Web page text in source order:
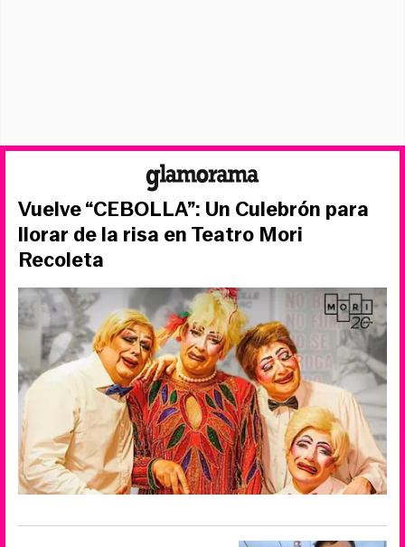
Vuelve “CEBOLLA”: Un Culebrón para
llorar de la risa en Teatro Mori
Recoleta